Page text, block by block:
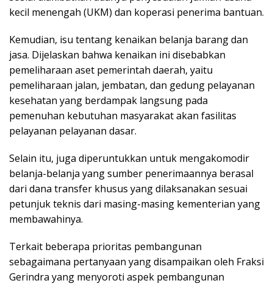
kecil menengah (UKM) dan koperasi penerima bantuan.
Kemudian, isu tentang kenaikan belanja barang dan
jasa. Dijelaskan bahwa kenaikan ini disebabkan
pemeliharaan aset pemerintah daerah, yaitu
pemeliharaan jalan, jembatan, dan gedung pelayanan
kesehatan yang berdampak langsung pada
pemenuhan kebutuhan masyarakat akan fasilitas
pelayanan pelayanan dasar.
Selain itu, juga diperuntukkan untuk mengakomodir
belanja-belanja yang sumber penerimaannya berasal
dari dana transfer khusus yang dilaksanakan sesuai
petunjuk teknis dari masing-masing kementerian yang
membawahinya.
Terkait beberapa prioritas pembangunan
sebagaimana pertanyaan yang disampaikan oleh Fraksi
Gerindra yang menyoroti aspek pembangunan